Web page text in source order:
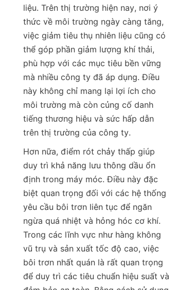
liệu. Trên thị trường hiện nay, nơi ý
thức về môi trường ngày càng tăng,
việc giảm tiêu thụ nhiên liệu cũng có
thể góp phần giảm lượng khí thải,
phù hợp với các mục tiêu bền vững
mà nhiều công ty đã áp dụng. Điều
này không chỉ mang lại lợi ích cho
môi trường mà còn củng cố danh
tiếng thương hiệu và sức hấp dẫn
trên thị trường của công ty.
Hơn nữa, điểm rót chảy thấp giúp
duy trì khả năng lưu thông dầu ổn
định trong máy móc. Điều này đặc
biệt quan trọng đối với các hệ thống
yêu cầu bôi trơn liên tục để ngăn
ngừa quá nhiệt và hỏng hóc cơ khí.
Trong các lĩnh vực như hàng không
vũ trụ và sản xuất tốc độ cao, việc
bôi trơn nhất quán là rất quan trọng
để duy trì các tiêu chuẩn hiệu suất và